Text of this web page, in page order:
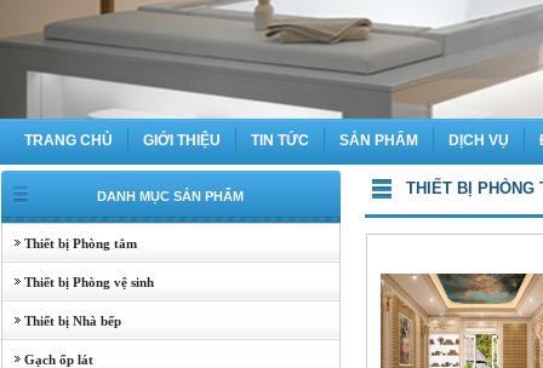
TRANG CHỦ GIỚI THIỆU TIN TỨC SẢN PHẨM DỊCH VỤ
DANH MỤC SẢN PHẨM
Thiết bị Phòng tắm
Thiết bị Phòng vệ sinh
Thiết bị Nhà bếp
Gạch ốp lát
THIẾT BỊ PHÒNG